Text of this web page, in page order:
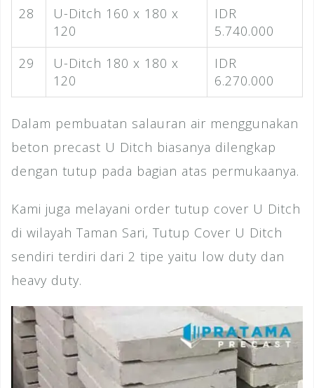
28
U-Ditch 160 x 180 x
120
IDR
5.740.000
29
U-Ditch 180 x 180 x
120
IDR
6.270.000
Dalam pembuatan salauran air menggunakan
beton precast U Ditch biasanya dilengkap
dengan tutup pada bagian atas permukaanya.
Kami juga melayani order tutup cover U Ditch
di wilayah Taman Sari, Tutup Cover U Ditch
sendiri terdiri dari 2 tipe yaitu low duty dan
heavy duty.